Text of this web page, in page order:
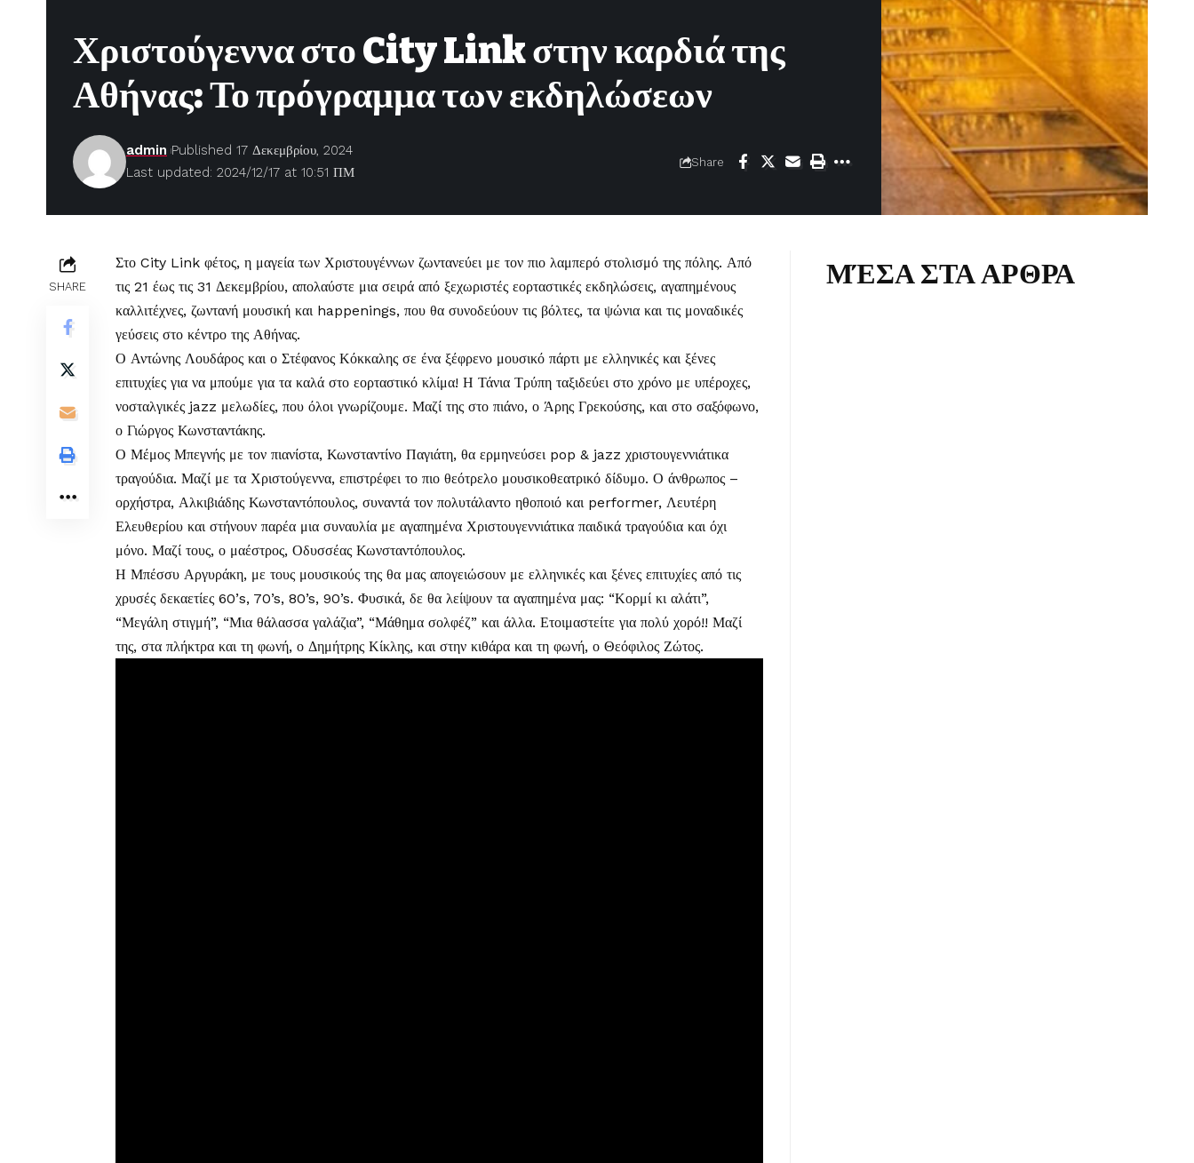
Χριστούγεννα στο City Link στην καρδιά της
Αθήνας: Το πρόγραμμα των εκδηλώσεων
Last updated: 2024/12/17 at 10:51 ΠΜ
admin Published 17 Δεκεμβρίου, 2024
Share
SHARE
Στο City Link φέτος, η μαγεία των Χριστουγέννων ζωντανεύει με τον πιο λαμπερό στολισμό της πόλης. Από
τις 21 έως τις 31 Δεκεμβρίου, απολαύστε μια σειρά από ξεχωριστές εορταστικές εκδηλώσεις, αγαπημένους
καλλιτέχνες, ζωντανή μουσική και happenings, που θα συνοδεύουν τις βόλτες, τα ψώνια και τις μοναδικές
γεύσεις στο κέντρο της Αθήνας.
Ο Αντώνης Λουδάρος και ο Στέφανος Κόκκαλης σε ένα ξέφρενο μουσικό πάρτι με ελληνικές και ξένες
επιτυχίες για να μπούμε για τα καλά στο εορταστικό κλίμα! Η Τάνια Τρύπη ταξιδεύει στο χρόνο με υπέροχες,
νοσταλγικές jazz μελωδίες, που όλοι γνωρίζουμε. Μαζί της στο πιάνο, ο Άρης Γρεκούσης, και στο σαξόφωνο,
ο Γιώργος Κωνσταντάκης.
Ο Μέμος Μπεγνής με τον πιανίστα, Κωνσταντίνο Παγιάτη, θα ερμηνεύσει pop & jazz χριστουγεννιάτικα
τραγούδια. Μαζί με τα Χριστούγεννα, επιστρέφει το πιο θεότρελο μουσικοθεατρικό δίδυμο. Ο άνθρωπος –
ορχήστρα, Αλκιβιάδης Κωνσταντόπουλος, συναντά τον πολυτάλαντο ηθοποιό και performer, Λευτέρη
Ελευθερίου και στήνουν παρέα μια συναυλία με αγαπημένα Χριστουγεννιάτικα παιδικά τραγούδια και όχι
μόνο. Μαζί τους, ο μαέστρος, Οδυσσέας Κωνσταντόπουλος.
Η Μπέσσυ Αργυράκη, με τους μουσικούς της θα μας απογειώσουν με ελληνικές και ξένες επιτυχίες από τις
χρυσές δεκαετίες 60’s, 70’s, 80’s, 90’s. Φυσικά, δε θα λείψουν τα αγαπημένα μας: “Κορμί κι αλάτι”,
“Μεγάλη στιγμή”, “Μια θάλασσα γαλάζια”, “Μάθημα σολφέζ” και άλλα. Ετοιμαστείτε για πολύ χορό!! Μαζί
της, στα πλήκτρα και τη φωνή, ο Δημήτρης Κίκλης, και στην κιθάρα και τη φωνή, ο Θεόφιλος Ζώτος.
ΜΈΣΑ ΣΤΑ ΑΡΘΡΑ